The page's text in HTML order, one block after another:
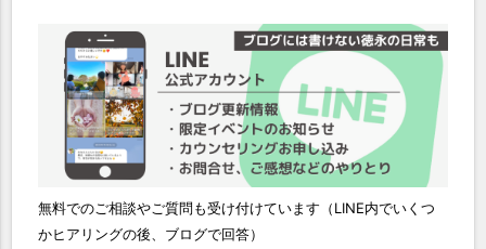
無料でのご相談やご質問も受け付けています（LINE内でいくつ
かヒアリングの後、ブログで回答）